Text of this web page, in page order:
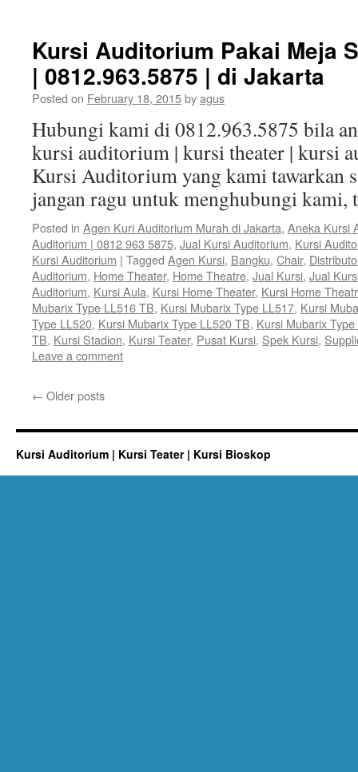
Kursi Auditorium Pakai Meja
| 0812.963.5875 | di Jakarta
Posted on February 18, 2015byagus
Hubungi kami di 0812.963.5875 bila
kursi auditorium | kursi theater | kursi
Kursi Auditorium yang kami tawarkan
jangan ragu untuk menghubungi
Posted in Agen Kuri Auditorium Murah di Jakarta, Aneka Kursi
Auditorium | 0812 963 5875, Jual Kursi Auditorium, Kursi
Kursi Auditorium | Tagged Agen Kursi, Bangku, Chair,
Auditorium, Home Theater, Home Theatre, Jual Kursi, Jual
Auditorium, Kursi Aula, Kursi Home Theater, Kursi Home
Mubarix Type LL516 TB, Kursi Mubarix Type LL517, Kursi
Type LL520, Kursi Mubarix Type LL520 TB, Kursi Mubarix
TB, Kursi Stadion, Kursi Teater, Pusat Kursi, Spek Kursi,
Leave a comment
← Older posts
Kursi Auditorium | Kursi Teater | Kursi Bioskop